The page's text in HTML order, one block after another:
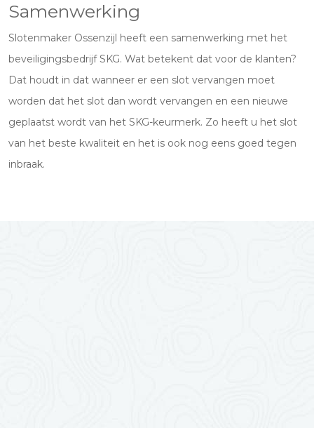
Samenwerking
Slotenmaker Ossenzijl heeft een samenwerking met het
beveiligingsbedrijf SKG. Wat betekent dat voor de klanten?
Dat houdt in dat wanneer er een slot vervangen moet
worden dat het slot dan wordt vervangen en een nieuwe
geplaatst wordt van het SKG-keurmerk. Zo heeft u het slot
van het beste kwaliteit en het is ook nog eens goed tegen
inbraak.